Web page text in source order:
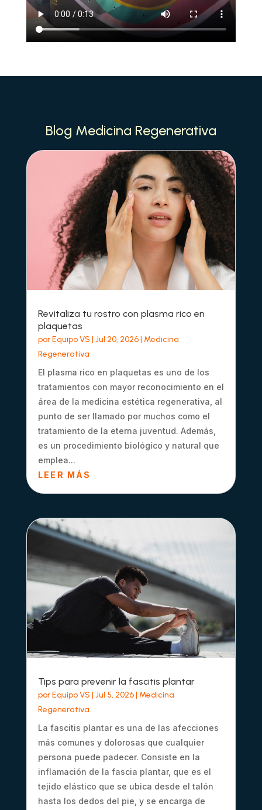
Blog Medicina Regenerativa
Revitaliza tu rostro con plasma rico en
plaquetas
porEquipo VS | Jul 20, 2026| Medicina
Regenerativa
El plasma rico en plaquetas es uno de los
tratamientos con mayor reconocimiento en el
área de la medicina estética regenerativa, al
punto de ser llamado por muchos como el
tratamiento de la eterna juventud. Además,
es un procedimiento biológico y natural que
emplea...
LEER MÁS
Tips para prevenir la fascitis plantar
porEquipo VS | Jul 5, 2026| Medicina
Regenerativa
La fascitis plantar es una de las afecciones
más comunes y dolorosas que cualquier
persona puede padecer. Consiste en la
inflamación de la fascia plantar, que es el
tejido elástico que se ubica desde el talón
hasta los dedos del pie, y se encarga de